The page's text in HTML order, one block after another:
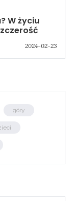
W życiu
2024-02-23
góry